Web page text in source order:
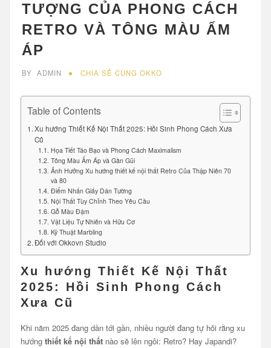
TƯỢNG CỦA PHONG CÁCH
RETRO VÀ TÔNG MÀU ẤM
ÁP
BY ADMIN CHIA SẺ CÙNG OKKO
Table of Contents
Xu hướng Thiết Kế Nội Thất 2025: Hồi Sinh Phong Cách Xưa
Cũ
Họa Tiết Táo Bạo và Phong Cách Maximalism
Tông Màu Ấm Áp và Gần Gũi
Ảnh Hưởng Xu hướng thiết kế nội thất Retro Của Thập Niên 70
và 80
Điểm Nhấn Giấy Dán Tường
Nội Thất Tùy Chỉnh Theo Yêu Cầu
Gỗ Màu Đậm
Vật Liệu Tự Nhiên và Hữu Cơ
Kỹ Thuật Marbling
Đối với Okkovn Studio
Xu hướng Thiết Kế Nội Thất
2025: Hồi Sinh Phong Cách
Xưa Cũ
Khi năm 2025 đang dần tới gần, nhiều người đang tự hỏi rằng xu
hướng thiết kế nội thấtnào sẽ lên ngôi: Retro? Hay Japandi?